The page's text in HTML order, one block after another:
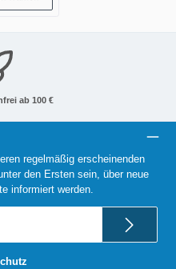
ab 100 €
regelmäßig erscheinenden
den Ersten sein, über neue
informiert werden.